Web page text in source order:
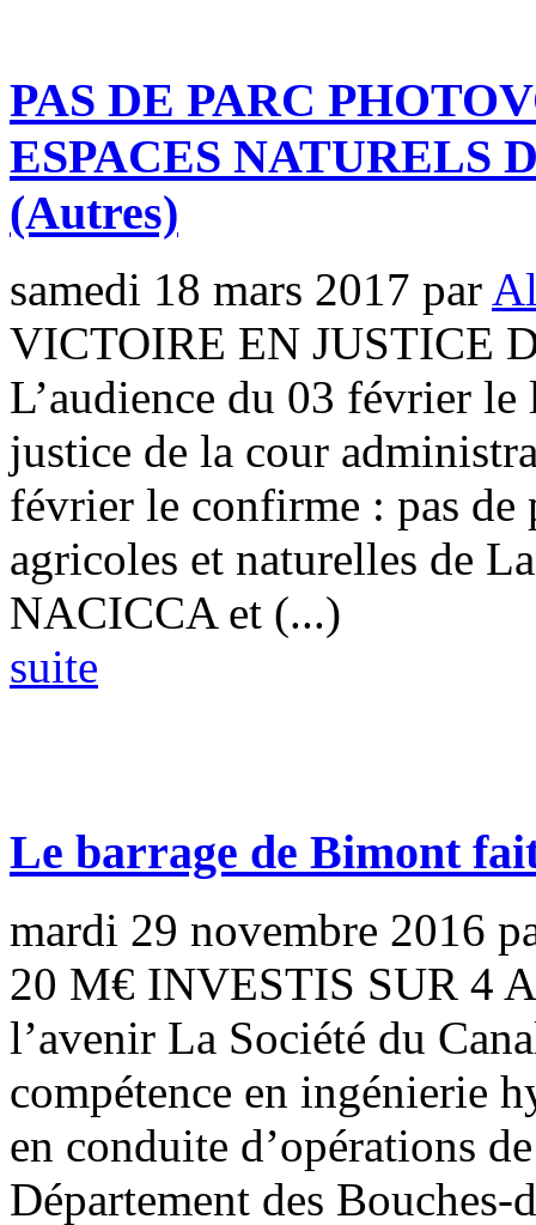
PAS DE PARC
ESPACES NATURELS
(Autres)
samedi 18 mars 2017 par
VICTOIRE EN JUSTICE
L’audience du 03 février le
justice de la cour
février le confirme : pas de
agricoles et naturelles de
NACICCA et (...)
suite
Le barrage de Bimont
mardi 29 novembre 2016
20 M€ INVESTIS SUR 4
l’avenir La Société du
compétence en ingénierie
en conduite d’opérations
Département des